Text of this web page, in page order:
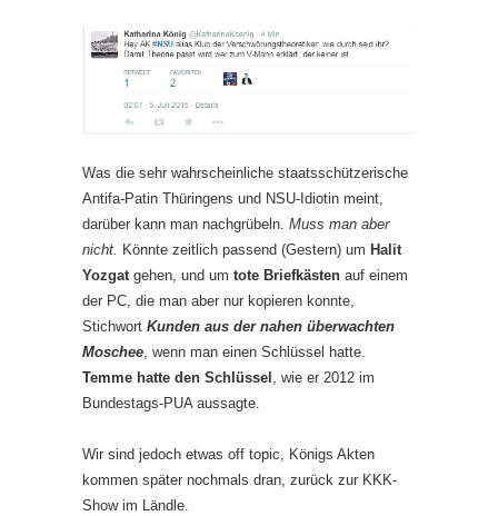
Was die sehr wahrscheinliche staatsschützerische
Antifa-Patin Thüringens und NSU-Idiotin meint,
darüber kann man nachgrübeln. Muss man aber
nicht. Könnte zeitlich passend (Gestern) um Halit
Yozgatgehen, und um tote Briefkästen auf einem
der PC, die man aber nur kopieren konnte,
Stichwort Kunden aus der nahen überwachten
Moschee, wenn man einen Schlüssel hatte.
Temme hatte den Schlüssel , wie er 2012 im
Bundestags-PUA aussagte.
Wir sind jedoch etwas off topic, Königs Akten
kommen später nochmals dran, zurück zur KKK-
Show im Ländle.